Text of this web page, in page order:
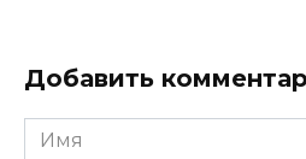
Добавить
Имя